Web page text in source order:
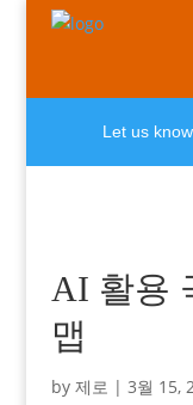
Let us
AI 활용
맵
by 제로 | 3월 15,